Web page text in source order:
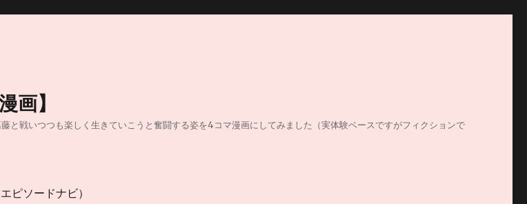
画】
いつつも楽しく生きていこうと奮闘する姿を4コマ漫画にしてみました（実体験ベースですがフィクションで
ピソードナビ）